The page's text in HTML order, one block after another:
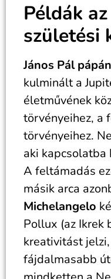
Példák
születési
János Pál
kulminált a
életművének
törvényeihez, a
törvényeihez.
aki
A feltámadás
másik arca
Michelangelo
Pollux (az Ikrek
kreativitást
fájdalmasabb